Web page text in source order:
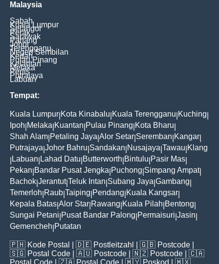
Malaysia
Sabah
Kuala Lumpur
Selangor
Perak
Sarawak
Pahang
Johor
Terengganu
Negeri Sembilan
Kedah
Pulau Pinang
Kelantan
Melaka
Perlis
Putrajaya
Labuan
Tempat:
Kuala Lumpur Kota Kinabalu Kuala Terengganu Kuching
Ipoh Melaka Kuantan Pulau Pinang Kota Bharu
Shah Alam Petaling Jaya Alor Setar Seremban Kangar
Putrajaya Johor Bahru Sandakan Nusajaya Tawau Klang
Labuan Lahad Datu Butterworth Bintulu Pasir Mas
Pekan Bandar Pusat Jengka Puchong Simpang Ampat|
Bachok Jerantut|Teluk Intan Subang Jaya Gambang
Temerloh Raub Taiping Pendang Kuala Kangsar
Kepala Batas Alor Star Rawang Kuala Pilah Bentong
Sungai Petani Pusat Bandar Palong Permaisuri Jasin
Gemencheh Putatan
🇵🇭 Kode Postal | 🇩🇪 Postleitzahl | 🇬🇧 Postcode
🇸🇬 Postal Code | 🇦🇺 Postcode | 🇳🇿 Postcode | 🇨🇦